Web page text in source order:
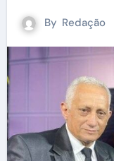
By Redação